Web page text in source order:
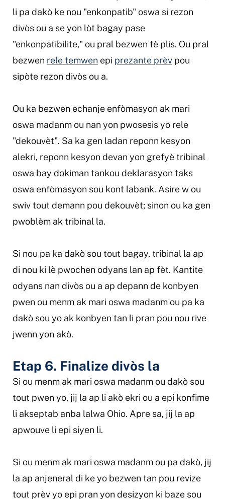
li pa dakò ke nou "enkonpatib" oswa si rezon
divòs ou a se yon lòt bagay pase
"enkonpatibilite," ou pral bezwen fè plis. Ou pral
bezwen rele temwen epi prezante prèvpou
sipòte rezon divòs ou a.
Ou ka bezwen echanje enfòmasyon ak mari
oswa madanm ou nan yon pwosesis yo rele
"dekouvèt". Sa ka gen ladan reponn kesyon
alekri, reponn kesyon devan yon grefyè tribinal
oswa bay dokiman tankou deklarasyon taks
oswa enfòmasyon sou kont labank. Asire w ou
swiv tout demann pou dekouvèt; sinon ou ka gen
pwoblèm ak tribinal la.
Si nou pa ka dakò sou tout bagay, tribinal la ap
di nou ki lè pwochen odyans lan ap fèt. Kantite
odyans nan divòs ou a ap depann de konbyen
pwen ou menm ak mari oswa madanm ou pa ka
dakò sou yo ak konbyen tan li pran pou nou rive
jwenn yon akò.
Etap 6. Finalize divòs la
Si ou menm ak mari oswa madanm ou dakò sou
tout pwen yo, jij la ap li akò ekri ou a epi konfime
li akseptab anba lalwa Ohio. Apre sa, jij la ap
apwouve li epi siyen li.
Si ou menm ak mari oswa madanm ou pa dakò, jij
la ap anjeneral di ke yo bezwen tan pou revize
tout prèv yo epi pran yon desizyon ki baze sou